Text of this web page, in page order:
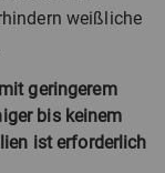
weißliche
geringerem
bis keinem
ist erforderlich